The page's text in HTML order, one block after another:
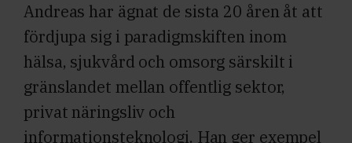
Andreas har ägnat de sista 20 åren åt att
fördjupa sig i paradigmskiften inom
hälsa, sjukvård och omsorg särskilt i
gränslandet mellan offentlig sektor,
privat näringsliv och
informationsteknologi. Han ger exempel